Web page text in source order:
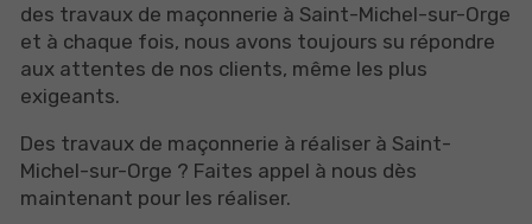
des travaux de maçonnerie à Saint-Michel-sur-Orge
et à chaque fois, nous avons toujours su répondre
aux attentes de nos clients, même les plus
exigeants.
Des travaux de maçonnerie à réaliser à Saint-
Michel-sur-Orge ? Faites appel à nous dès
maintenant pour les réaliser.